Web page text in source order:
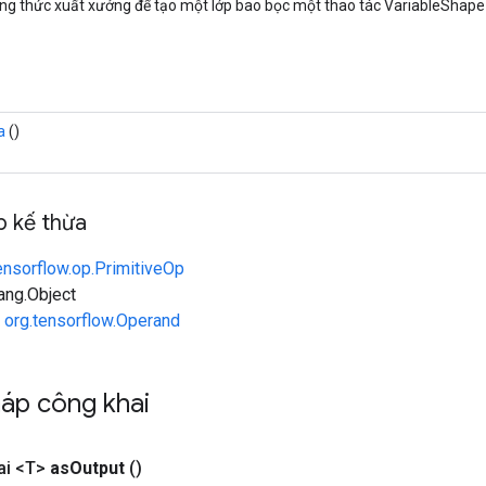
thức xuất xưởng để tạo một lớp bao bọc một thao tác
()
kế thừa
org.tensorflow.Operand
công khai
<T> asOutput ()